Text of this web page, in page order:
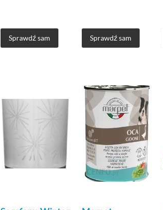
Sprawdź sam Sprawdź sam